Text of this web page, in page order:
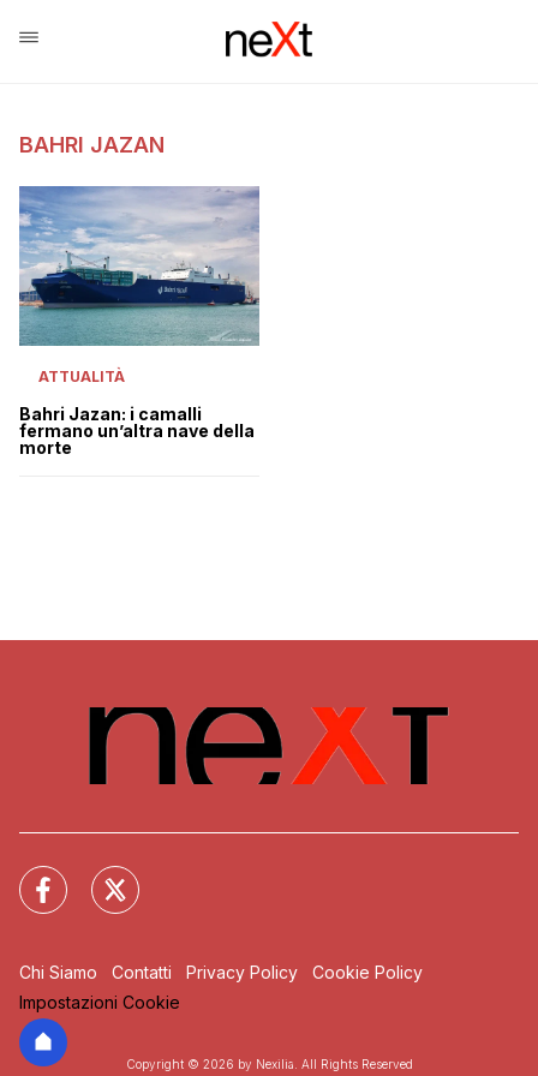
BAHRI JAZAN
ATTUALITÀ
Bahri Jazan: i camalli
fermano un’altra nave della
morte
Chi Siamo Contatti Privacy Policy
Cookie Policy
Impostazioni Cookie
Copyright © 2026 by Nexilia. All Rights Reserved